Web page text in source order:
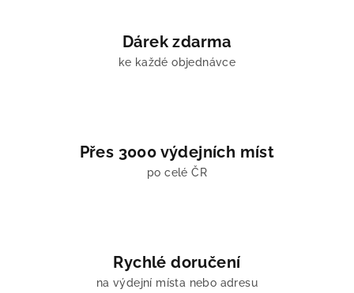
ý
p
Dárek zdarma
ke každé objednávce
Přes 3000 výdejních míst
po celé ČR
Rychlé doručení
na výdejní místa nebo adresu